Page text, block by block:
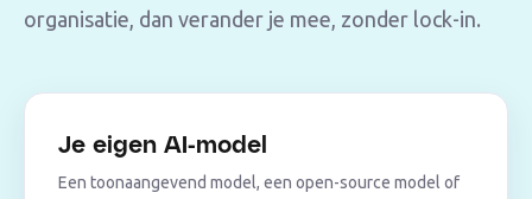
organisatie, dan verander je mee, zonder lock-in.
Je eigen AI-model
Een toonaangevend model, een open-source model of